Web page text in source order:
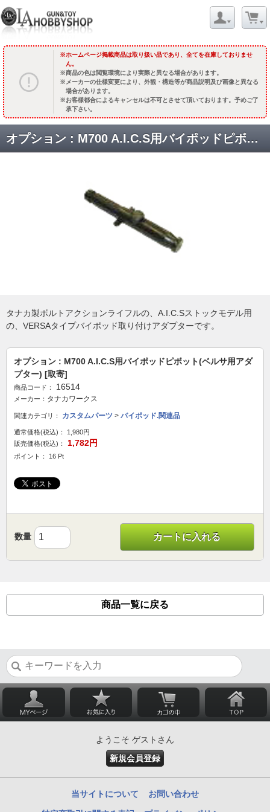
ホームページ掲載商品は取り扱い品であり、全てを在庫しておりませ
ん。
商品の色は閲覧環境により実際と異なる場合があります。
メーカーの仕様変更により、外観・構造等が商品説明及び画像と異なる
場合があります。
お客様都合によるキャンセルは不可とさせて頂いております。予めご了
承下さい。
オプション : M700 A.I.C.S用バイポッドピボット(ベルサ用アダプター) [取寄]
タナカ製ボルトアクションライフルの、A.I.C.Sストックモデル用
の、VERSAタイプバイポッド取り付けアダプターです。
オプション : M700 A.I.C.S用バイポッドピボット(ベルサ用アダ
プター) [取寄]
商品コード： 16514
メーカー： タナカワークス
関連カテゴリ： カスタムパーツ > バイポッド.関連品
通常価格(税込)：
1,980円
販売価格(税込)：
1,782円
ポイント： 16 Pt
数量 カートに入れる
商品一覧に戻る
ようこそ ゲストさん
新規会員登録
当サイトについて お問い合わせ